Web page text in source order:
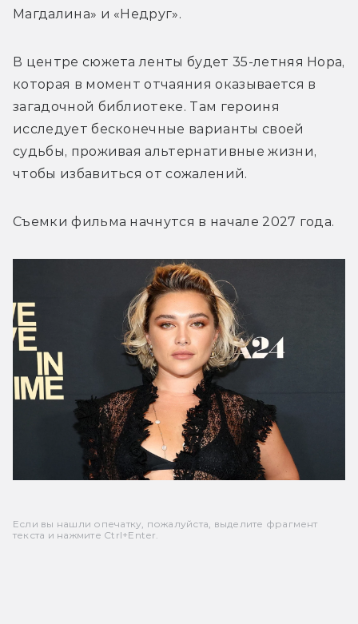
Магдалина» и «Недруг».
В центре сюжета ленты будет 35-летняя Нора,
которая в момент отчаяния оказывается в
загадочной библиотеке. Там героиня
исследует бесконечные варианты своей
судьбы, проживая альтернативные жизни,
чтобы избавиться от сожалений.
Съемки фильма начнутся в начале 2027 года.
Если вы нашли опечатку, пожалуйста, выделите фрагмент
текста и нажмите Ctrl+Enter.